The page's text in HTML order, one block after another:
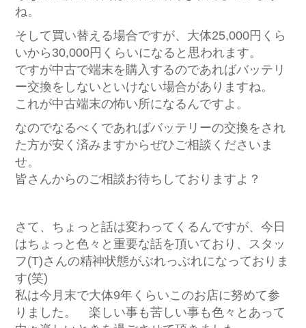
ね。
そして買い替える場合ですが、大体25,000円くら
いから30,000円くらいになると思われます。
ですが中古で端末を購入するのであればバッテリ
ー交換をしないといけない場合がありますね。
これが中古端末の怖い所になるんですよ。
なのでなるべくであればバッテリーの交換をされ
た方が安く済みますからぜひご相談くださいま
せ。
皆さんからのご相談お待ちしておりますよ？
さて、ちょっと話は変わってくるんですが、今日
はちょっと色々と重要な話を頂いており、スタッ
フ(T)さんの精神状態がぶれっぶれになっておりま
す(笑)
私は今月末で大体9年くらいこのお店に努めて参
りました。 楽しい事も苦しい事も色々とあって